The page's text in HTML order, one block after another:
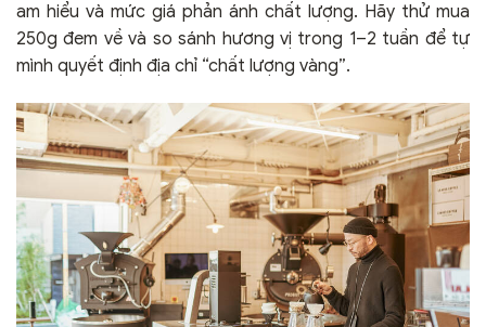
am hiểu và mức giá phản ánh chất lượng. Hãy thử mua
250g đem về và so sánh hương vị trong 1–2 tuần để tự
mình quyết định địa chỉ “chất lượng vàng”.